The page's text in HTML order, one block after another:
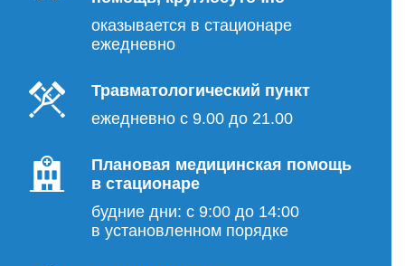
оказывается в стационаре
ежедневно
Травматологический пункт
ежедневно с 9.00 до 21.00
Плановая медицинская помощь
в стационаре
будние дни: с 9:00 до 14:00
в установленном порядке